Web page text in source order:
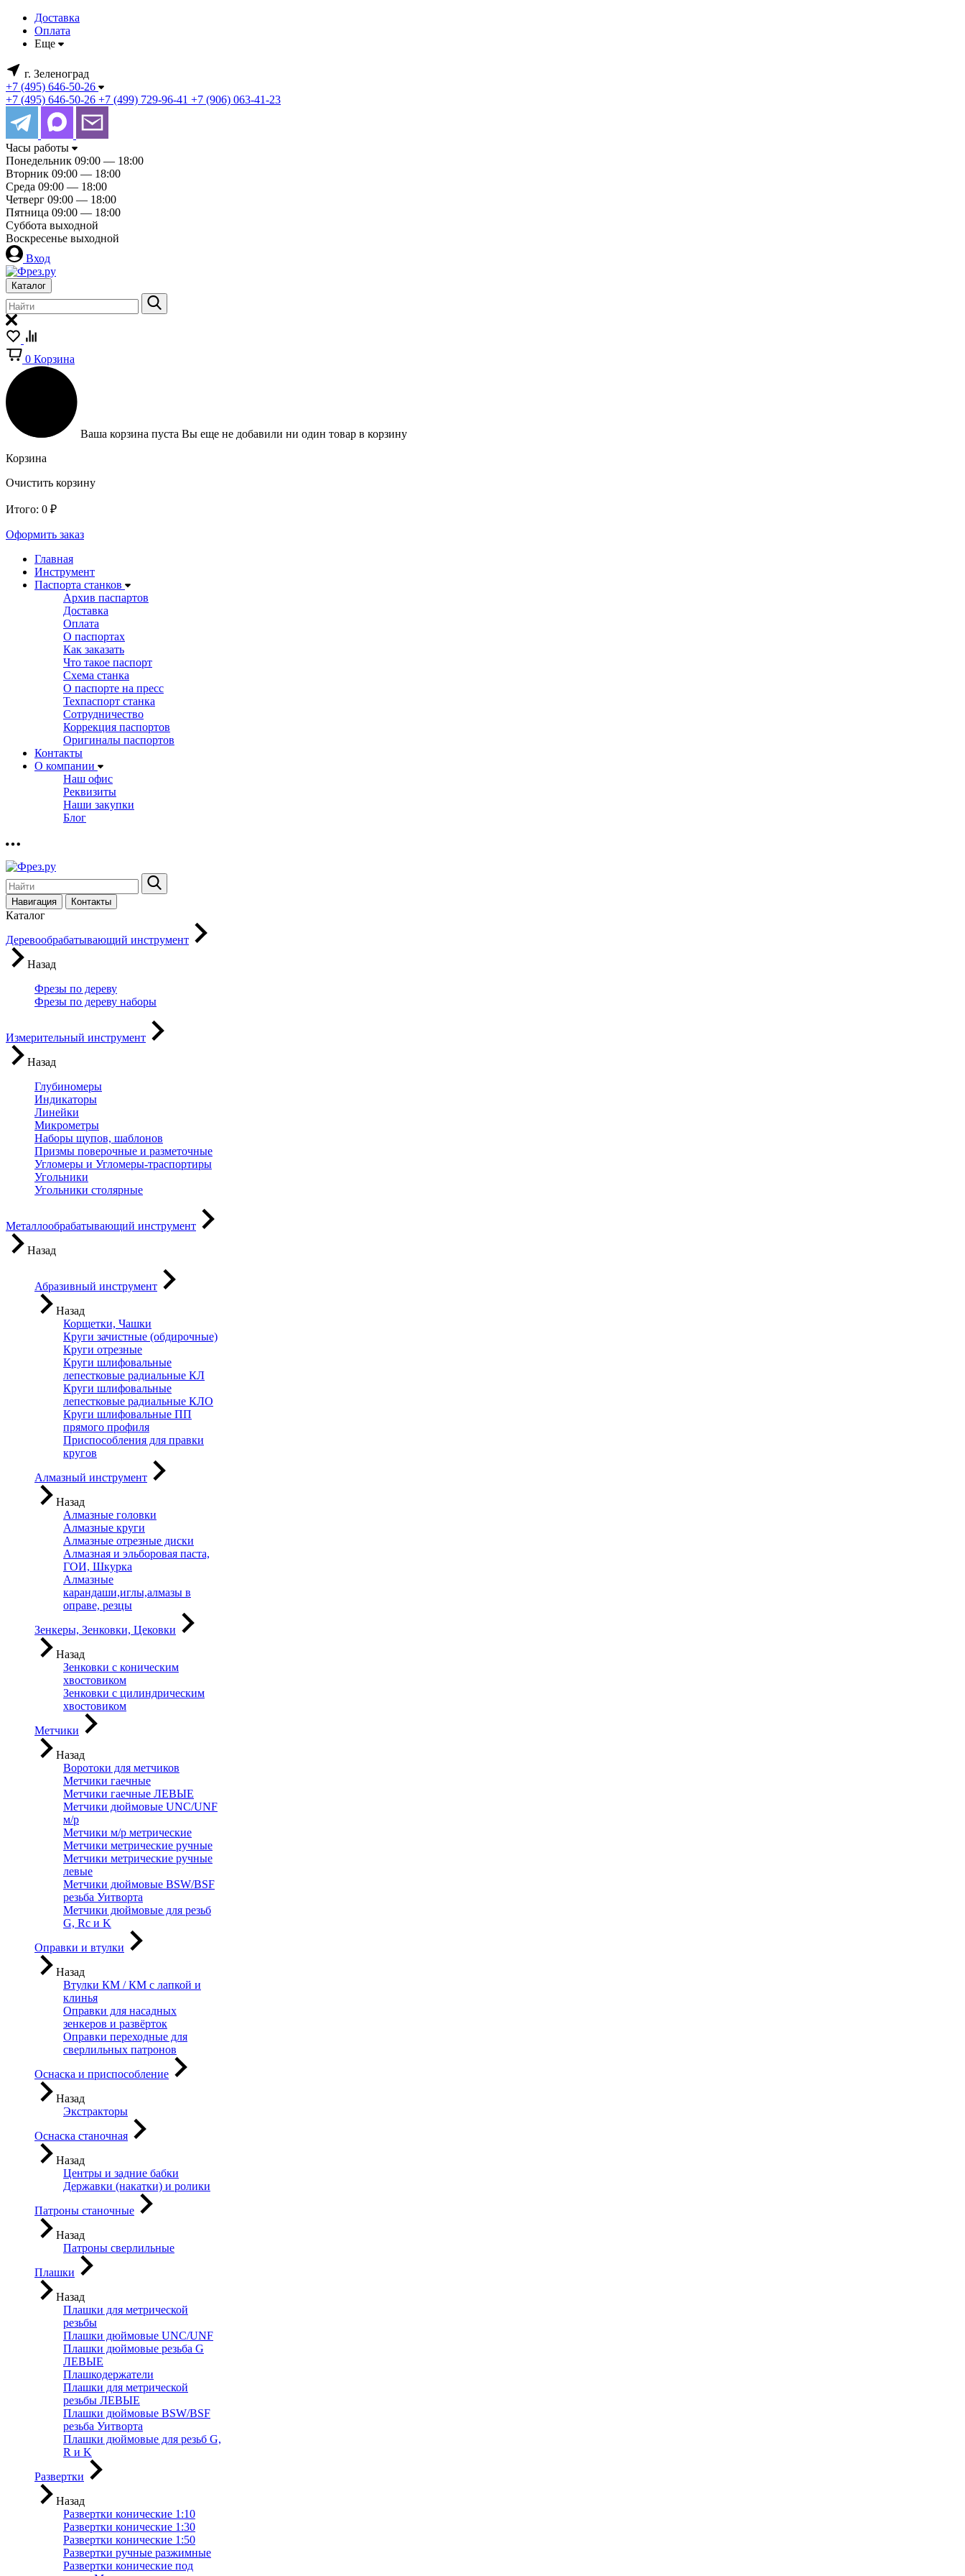
Доставка
Оплата
Еще
г. Зеленоград
+7 (495) 646-50-26
+7 (495) 646-50-26 +7 (499) 729-96-41 +7 (906) 063-41-23
Часы работы
Понедельник 09:00 — 18:00
Вторник 09:00 — 18:00
Среда 09:00 — 18:00
Четверг 09:00 — 18:00
Пятница 09:00 — 18:00
Суббота выходной
Воскресенье выходной
Вход
Каталог
0 Корзина
Ваша корзина пуста Вы еще не добавили ни один товар в корзину
Корзина
Очистить корзину
Итого: 0 ₽
Оформить заказ
Главная
Инструмент
Паспорта станков
Архив паспартов
Доставка
Оплата
О паспортах
Как заказать
Что такое паспорт
Схема станка
О паспорте на пресс
Техпаспорт станка
Сотрудничество
Коррекция паспортов
Оригиналы паспортов
Контакты
О компании
Наш офис
Реквизиты
Наши закупки
Блог
Навигация Контакты
Каталог
Деревообрабатывающий инструмент
Назад
Фрезы по дереву
Фрезы по дереву наборы
Измерительный инструмент
Назад
Глубиномеры
Индикаторы
Линейки
Микрометры
Наборы щупов, шаблонов
Призмы поверочные и разметочные
Угломеры и Угломеры-траспортиры
Угольники
Угольники столярные
Металлообрабатывающий инструмент
Назад
Абразивный инструмент
Назад
Корщетки, Чашки
Круги зачистные (обдирочные)
Круги отрезные
Круги шлифовальные
лепестковые радиальные КЛ
Круги шлифовальные
лепестковые радиальные КЛО
Круги шлифовальные ПП
прямого профиля
Приспособления для правки
кругов
Алмазный инструмент
Назад
Алмазные головки
Алмазные круги
Алмазные отрезные диски
Алмазная и эльборовая паста,
ГОИ, Шкурка
Алмазные
карандаши,иглы,алмазы в
оправе, резцы
Зенкеры, Зенковки, Цековки
Назад
Зенковки с коническим
хвостовиком
Зенковки с цилиндрическим
хвостовиком
Метчики
Назад
Воротоки для метчиков
Метчики гаечные
Метчики гаечные ЛЕВЫЕ
Метчики дюймовые UNC/UNF
м/р
Метчики м/р метрические
Метчики метрические ручные
Метчики метрические ручные
левые
Метчики дюймовые BSW/BSF
резьба Уитворта
Метчики дюймовые для резьб
G, Rc и K
Оправки и втулки
Назад
Втулки КМ / КМ с лапкой и
клинья
Оправки для насадных
зенкеров и развёрток
Оправки переходные для
сверлильных патронов
Оснаска и приспособление
Назад
Экстракторы
Оснаска станочная
Назад
Центры и задние бабки
Державки (накатки) и ролики
Патроны станочные
Назад
Патроны сверлильные
Плашки
Назад
Плашки для метрической
резьбы
Плашки дюймовые UNC/UNF
Плашки дюймовые резьба G
ЛЕВЫЕ
Плашкодержатели
Плашки для метрической
резьбы ЛЕВЫЕ
Плашки дюймовые BSW/BSF
резьба Уитворта
Плашки дюймовые для резьб G,
R и K
Развертки
Назад
Развертки конические 1:10
Развертки конические 1:30
Развертки конические 1:50
Развертки ручные разжимные
Развертки конические под